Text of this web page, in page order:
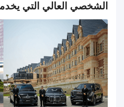
الشخصي العالي التي